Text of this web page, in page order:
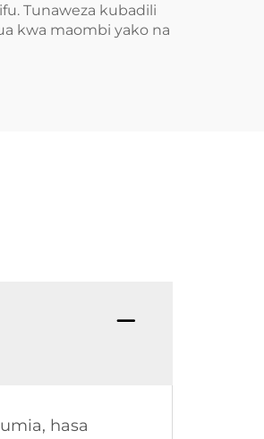
Tunaweza kubadili
kwa maombi yako na
hasa